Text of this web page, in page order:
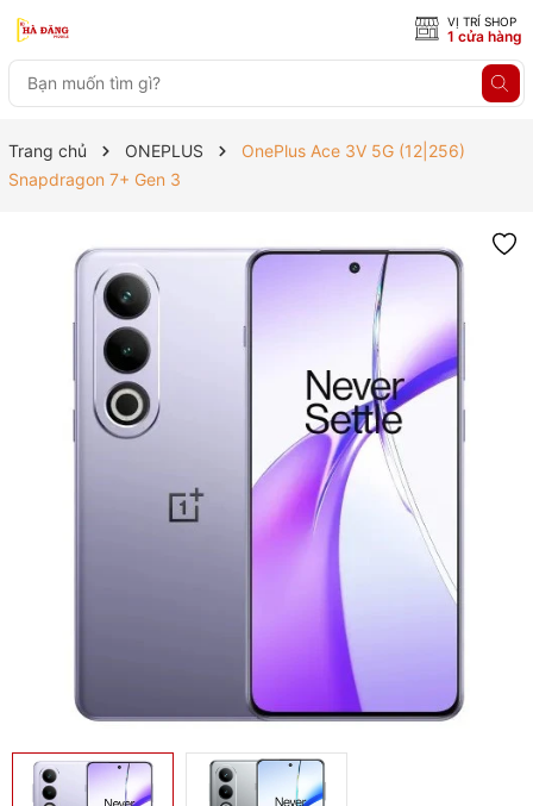
VỊ TRÍ SHOP
1 cửa hàng
Trang chủ ONEPLUS
OnePlus Ace 3V 5G (12|256)
Snapdragon 7+ Gen 3